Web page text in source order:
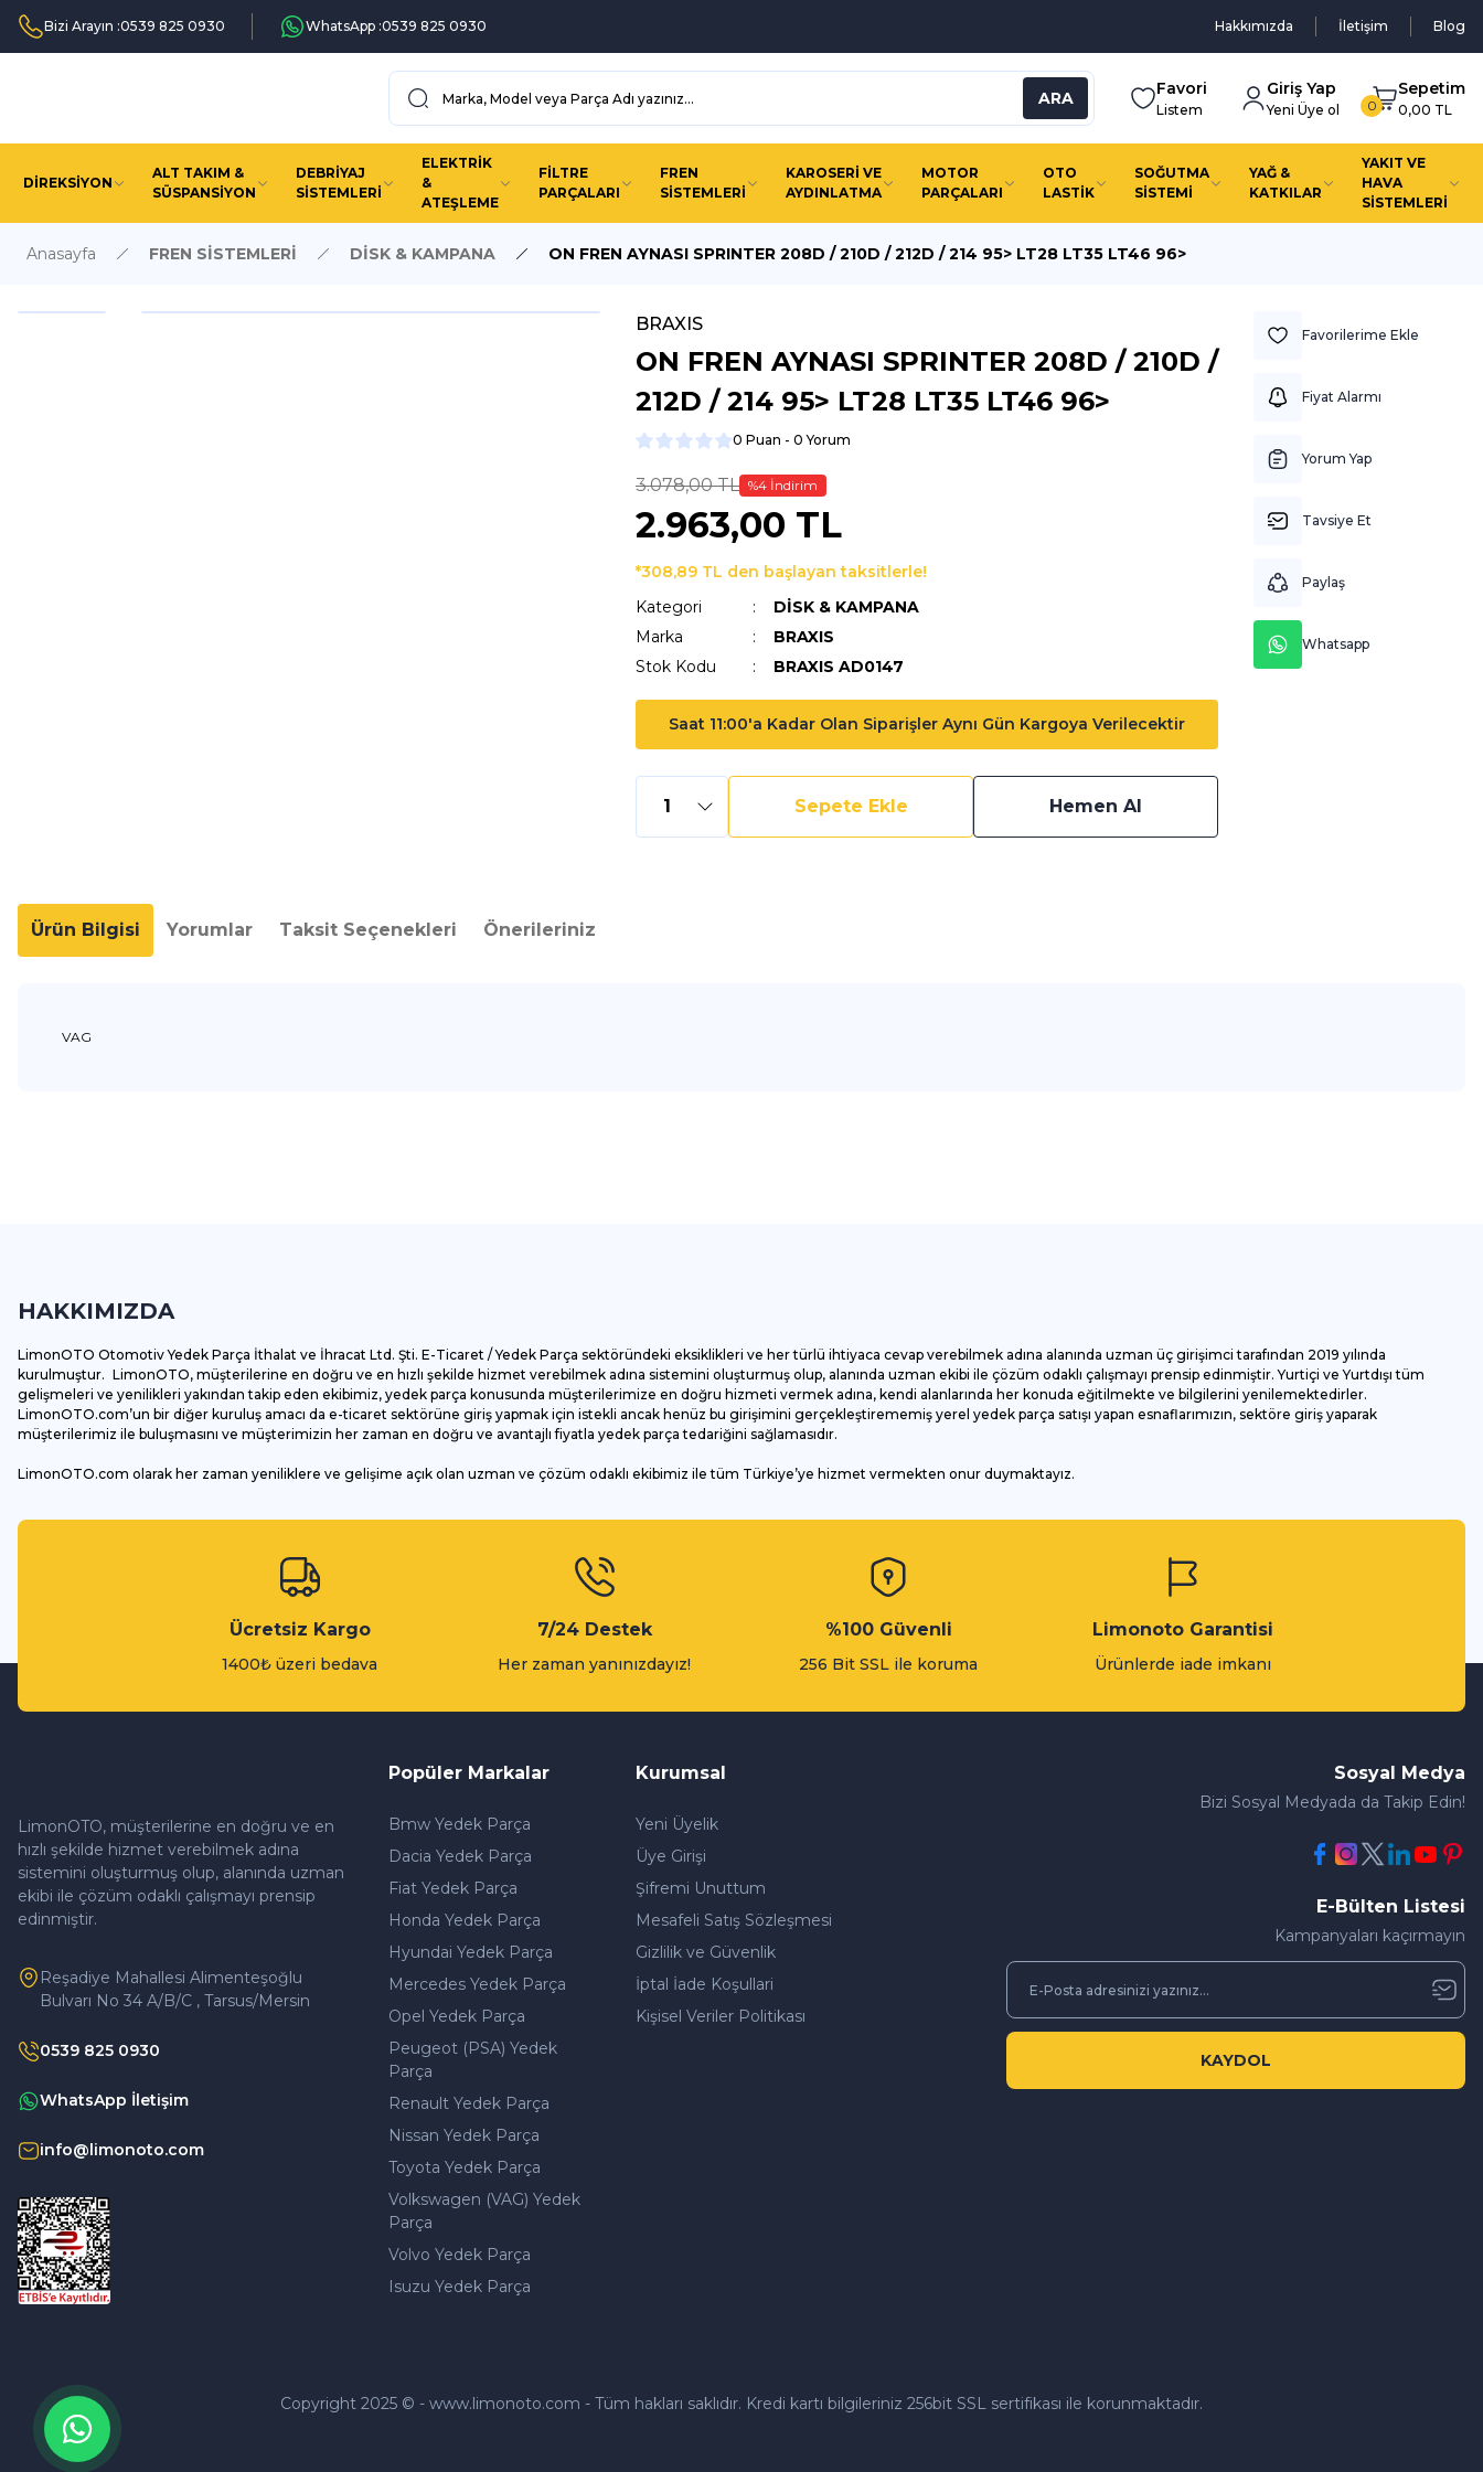
Bizi Arayın :0539 825 0930 WhatsApp :0539 825 0930 Hakkımızda İletişim Blog
ARA Favori
Listem
Giriş Yap
Yeni Üye ol 0
Sepetim
0,00 TL
DİREKSİYON
ALT TAKIM &
SÜSPANSİYON
DEBRİYAJ
SİSTEMLERİ
ELEKTRİK
&
ATEŞLEME
FİLTRE
PARÇALARI
FREN
SİSTEMLERİ
KAROSERİ VE
AYDINLATMA
MOTOR
PARÇALARI
OTO
LASTİK
SOĞUTMA
SİSTEMİ
YAĞ &
KATKILAR
YAKIT VE
HAVA
SİSTEMLERİ
Anasayfa FREN SİSTEMLERİ DİSK & KAMPANA ON FREN AYNASI SPRINTER 208D / 210D / 212D / 214 95> LT28 LT35 LT46 96>
BRAXIS
ON FREN AYNASI SPRINTER 208D / 210D /
212D / 214 95> LT28 LT35 LT46 96>
0 Puan - 0 Yorum
3.078,00 TL %4 İndirim
2.963,00 TL
*308,89 TL den başlayan taksitlerle!
Kategori
DİSK & KAMPANA
Marka
BRAXIS
Stok Kodu
BRAXIS AD0147
Saat 11:00'a Kadar Olan Siparişler Aynı Gün Kargoya Verilecektir
Sepete Ekle Hemen Al
Fiyat Alarmı
Yorum Yap
Tavsiye Et
Paylaş
Whatsapp
Ürün Bilgisi Yorumlar Taksit Seçenekleri Önerileriniz
VAG
Ürün bilgilerinde hatalar bulunuyor.
Bu ürüne benzer farklı alternatifler olmalı.
Gönder
HAKKIMIZDA
LimonOTO Otomotiv Yedek Parça İthalat ve İhracat Ltd. Şti. E-Ticaret / Yedek Parça sektöründeki eksiklikleri ve her türlü ihtiyaca cevap verebilmek adına alanında uzman üç girişimci tarafından 2019 yılında
kurulmuştur. LimonOTO, müşterilerine en doğru ve en hızlı şekilde hizmet verebilmek adına sistemini oluşturmuş olup, alanında uzman ekibi ile çözüm odaklı çalışmayı prensip edinmiştir. Yurtiçi ve Yurtdışı tüm
gelişmeleri ve yenilikleri yakından takip eden ekibimiz, yedek parça konusunda müşterilerimize en doğru hizmeti vermek adına, kendi alanlarında her konuda eğitilmekte ve bilgilerini yenilemektedirler.
LimonOTO.com’un bir diğer kuruluş amacı da e-ticaret sektörüne giriş yapmak için istekli ancak henüz bu girişimini gerçekleştirememiş yerel yedek parça satışı yapan esnaflarımızın, sektöre giriş yaparak
müşterilerimiz ile buluşmasını ve müşterimizin her zaman en doğru ve avantajlı fiyatla yedek parça tedariğini sağlamasıdır.
LimonOTO.com olarak her zaman yeniliklere ve gelişime açık olan uzman ve çözüm odaklı ekibimiz ile tüm Türkiye’ye hizmet vermekten onur duymaktayız.
Ücretsiz Kargo
1400₺ üzeri bedava
7/24 Destek
Her zaman yanınızdayız!
%100 Güvenli
256 Bit SSL ile koruma
Limonoto Garantisi
Ürünlerde iade imkanı
LimonOTO, müşterilerine en doğru ve en
hızlı şekilde hizmet verebilmek adına
sistemini oluşturmuş olup, alanında uzman
ekibi ile çözüm odaklı çalışmayı prensip
edinmiştir.
Reşadiye Mahallesi Alimenteşoğlu
Bulvarı No 34 A/B/C , Tarsus/Mersin
0539 825 0930
WhatsApp İletişim
info@limonoto.com
Popüler Markalar
Bmw Yedek Parça
Dacia Yedek Parça
Fiat Yedek Parça
Honda Yedek Parça
Hyundai Yedek Parça
Mercedes Yedek Parça
Opel Yedek Parça
Peugeot (PSA) Yedek
Parça
Renault Yedek Parça
Nissan Yedek Parça
Toyota Yedek Parça
Volkswagen (VAG) Yedek
Parça
Volvo Yedek Parça
Isuzu Yedek Parça
Kurumsal
Yeni Üyelik
Üye Girişi
Şifremi Unuttum
Mesafeli Satış Sözleşmesi
Gizlilik ve Güvenlik
İptal İade Koşullari
Kişisel Veriler Politikası
Sosyal Medya
Bizi Sosyal Medyada da Takip Edin!
E-Bülten Listesi
Kampanyaları kaçırmayın
KAYDOL
Copyright 2025 © - www.limonoto.com - Tüm hakları saklıdır. Kredi kartı bilgileriniz 256bit SSL sertifikası ile korunmaktadır.